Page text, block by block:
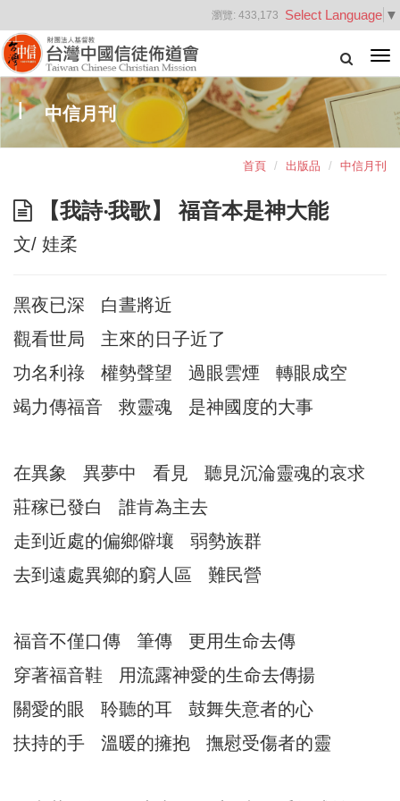
Select Language ▼
瀏覽: 433,173
中信月刊
首頁 出版品 中信月刊
【我詩‧我歌】 福音本是神大能
文/ 娃柔
黑夜已深 白晝將近
觀看世局 主來的日子近了
功名利祿 權勢聲望 過眼雲煙 轉眼成空
竭力傳福音 救靈魂 是神國度的大事
在異象 異夢中 看見 聽見沉淪靈魂的哀求
莊稼已發白 誰肯為主去
走到近處的偏鄉僻壤 弱勢族群
去到遠處異鄉的窮人區 難民營
福音不僅口傳 筆傳 更用生命去傳
穿著福音鞋 用流露神愛的生命去傳揚
關愛的眼 聆聽的耳 鼓舞失意者的心
扶持的手 溫暖的擁抱 撫慰受傷者的靈